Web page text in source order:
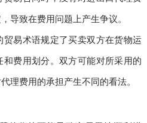
导致在费用问题上产生争议。
贸易术语规定了买卖双方在货物运
费用划分。双方可能对所采用的
理费用的承担产生不同的看法。